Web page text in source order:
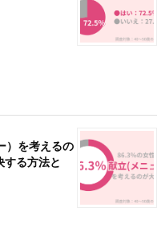
）を考えるの
する方法と